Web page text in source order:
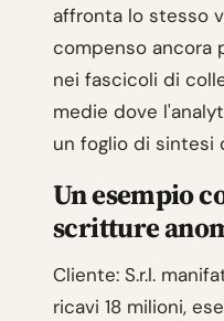
affronta lo stesso
compenso ancora
nei fascicoli di
medie dove
un foglio di sintesi
Un esempio
scritture
Cliente: S.r.l.
ricavi 18 milioni,